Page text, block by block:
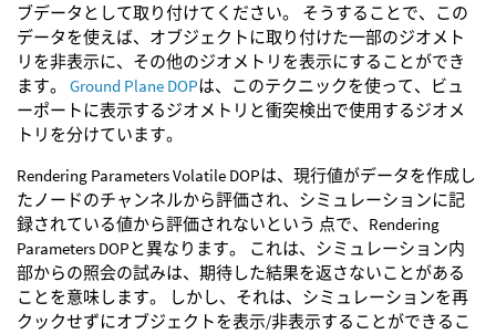
ブデータとして取り付けてください。 そうすることで、この
データを使えば、オブジェクトに取り付けた一部のジオメト
リを非表示に、その他のジオメトリを表示にすることができ
ます。 Ground Plane DOPは、このテクニックを使って、ビュ
ーポートに表示するジオメトリと衝突検出で使用するジオメ
トリを分けています。
Rendering Parameters Volatile DOPは、現行値がデータを作成し
たノードのチャンネルから評価され、シミュレーションに記
録されている値から評価されないという 点で、Rendering
Parameters DOPと異なります。 これは、シミュレーション内
部からの照会の試みは、期待した結果を返さないことがある
ことを意味します。 しかし、それは、シミュレーションを再
クックせずにオブジェクトを表示/非表示することができるこ